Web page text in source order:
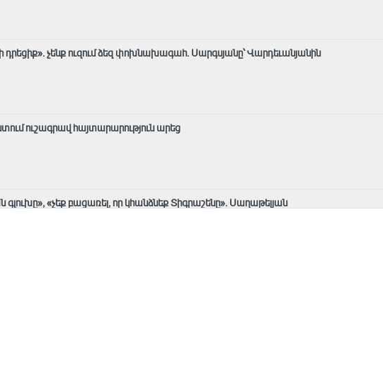
չենք ուզում ձեզ փոխնախագահ. Սարգսյանը՝ Վարդեւանյանին
ուշագրավ հայտարարություն արեց
«չեք բացառել, որ կհանձնեք Տիգրաշենը». Սաղաթելյան